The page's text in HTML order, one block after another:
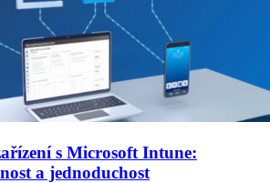
s Microsoft Intune:
a jednoduchost